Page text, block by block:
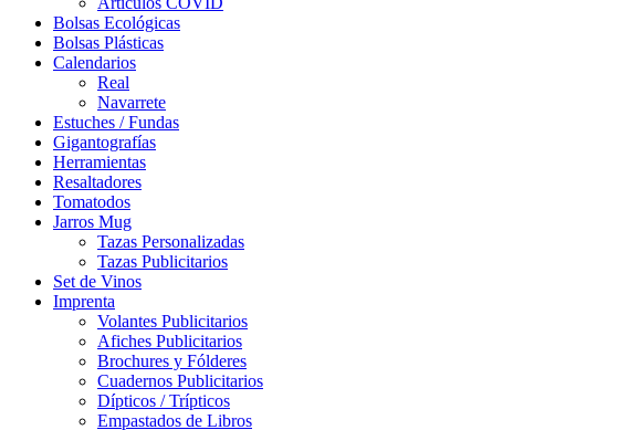
Bolsas Ecológicas
Bolsas Plásticas
Calendarios
Real
Navarrete
Estuches / Fundas
Gigantografías
Herramientas
Resaltadores
Tomatodos
Jarros Mug
Tazas Personalizadas
Tazas Publicitarios
Set de Vinos
Imprenta
Volantes Publicitarios
Afiches Publicitarios
Brochures y Fólderes
Cuadernos Publicitarios
Dípticos / Trípticos
Empastados de Libros